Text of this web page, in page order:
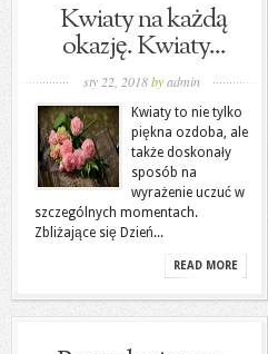
Kwiaty na każdą
okazję. Kwiaty...
sty 22, 2018by admin
Kwiaty to nie tylko
piękna ozdoba, ale
także doskonały
sposób na
wyrażenie uczuć w
szczególnych momentach.
Zbliżające się Dzień...
READ MORE